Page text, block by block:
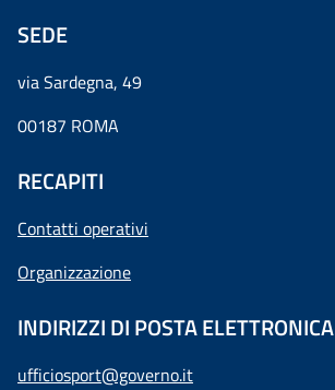
SEDE
via Sardegna, 49
00187 ROMA
RECAPITI
Contatti operativi
Organizzazione
INDIRIZZI DI POSTA ELETTRONICA
ufficiosport@governo.it